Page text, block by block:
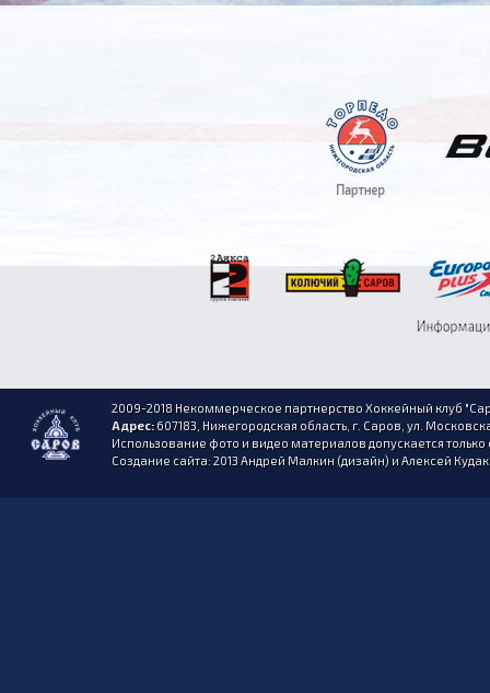
2009-2018 Некоммерческое партнерство Хоккейный клуб
Адрес:607183, Нижегородская область, г. Саров, ул.
Использование фото и видео материалов допускается
Создание сайта: 2013 Андрей Малкин (дизайн) и Алексей